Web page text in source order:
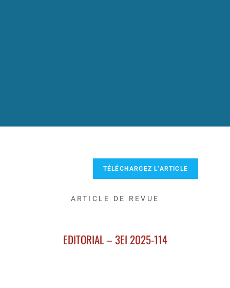
TÉLÉCHARGEZ L’ARTICLE
ARTICLE DE REVUE
EDITORIAL – 3EI 2025-114